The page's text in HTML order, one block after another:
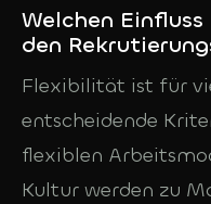
Welchen
den
Flexibilität ist für
entscheidende
flexiblen
Kultur werden zu